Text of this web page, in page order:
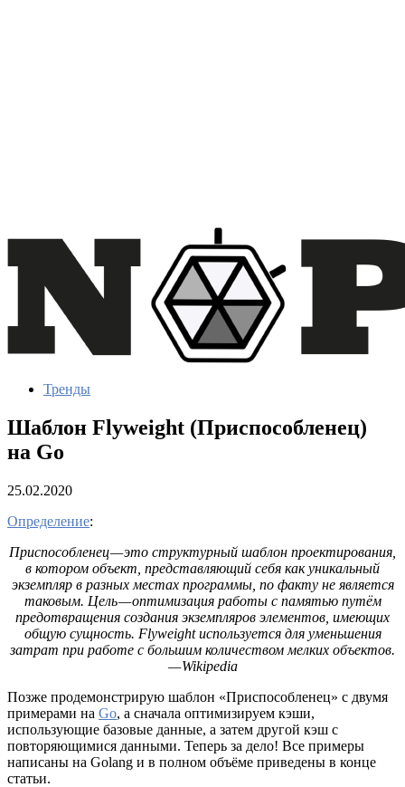
Тренды
Шаблон Flyweight (Приспособленец)
на Go
25.02.2020
Определение:
Приспособленец — это структурный шаблон проектирования,
в котором объект, представляющий себя как уникальный
экземпляр в разных местах программы, по факту не является
таковым. Цель — оптимизация работы с памятью путём
предотвращения создания экземпляров элементов, имеющих
общую сущность. Flyweight используется для уменьшения
затрат при работе с большим количеством мелких объектов.
— Wikipedia
Позже продемонстрирую шаблон «Приспособленец» с двумя
примерами на Go, а сначала оптимизируем кэши,
использующие базовые данные, а затем другой кэш с
повторяющимися данными. Теперь за дело! Все примеры
написаны на Golang и в полном объёме приведены в конце
статьи.